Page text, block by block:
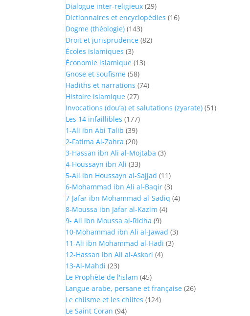
Dialogue inter-religieux (29)
Dictionnaires et encyclopédies (16)
Dogme (théologie) (143)
Droit et jurisprudence (82)
Écoles islamiques (3)
Économie islamique (13)
Gnose et soufisme (58)
Hadiths et narrations (74)
Histoire islamique (27)
Invocations (dou’a) et salutations (zyarate) (51)
Les 14 infaillibles (177)
1-Ali ibn Abi Talib (39)
2-Fatima Al-Zahra (20)
3-Hassan ibn Ali al-Mojtaba (3)
4-Houssayn ibn Ali (33)
5-Ali ibn Houssayn al-Sajjad (11)
6-Mohammad ibn Ali al-Baqir (3)
7-Jafar ibn Mohammad al-Sadiq (4)
8-Moussa ibn Jafar al-Kazim (4)
9- Ali ibn Moussa al-Ridha (9)
10-Mohammad ibn Ali al-Jawad (3)
11-Ali ibn Mohammad al-Hadi (3)
12-Hassan ibn Ali al-Askari (4)
13-Al-Mahdi (23)
Le Prophète de l'islam (45)
Langue arabe, persane et française (26)
Le chiisme et les chiites (124)
Le Saint Coran (94)